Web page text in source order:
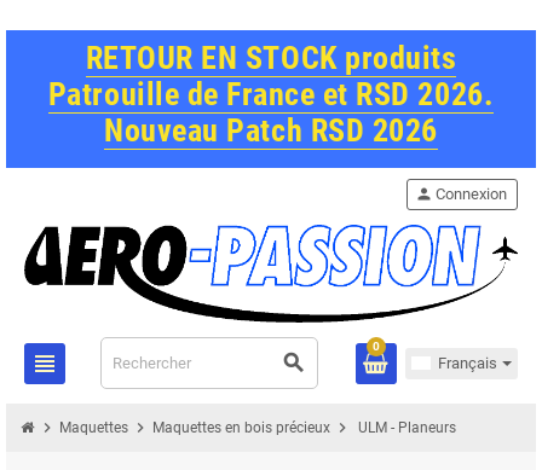
RETOUR EN STOCK produits
Patrouille de France et RSD 2026.
Nouveau Patch RSD 2026
view_headline search
person Connexion
0
Français
chevron_right Maquettes chevron_right Maquettes en bois précieux chevron_right ULM - Planeurs